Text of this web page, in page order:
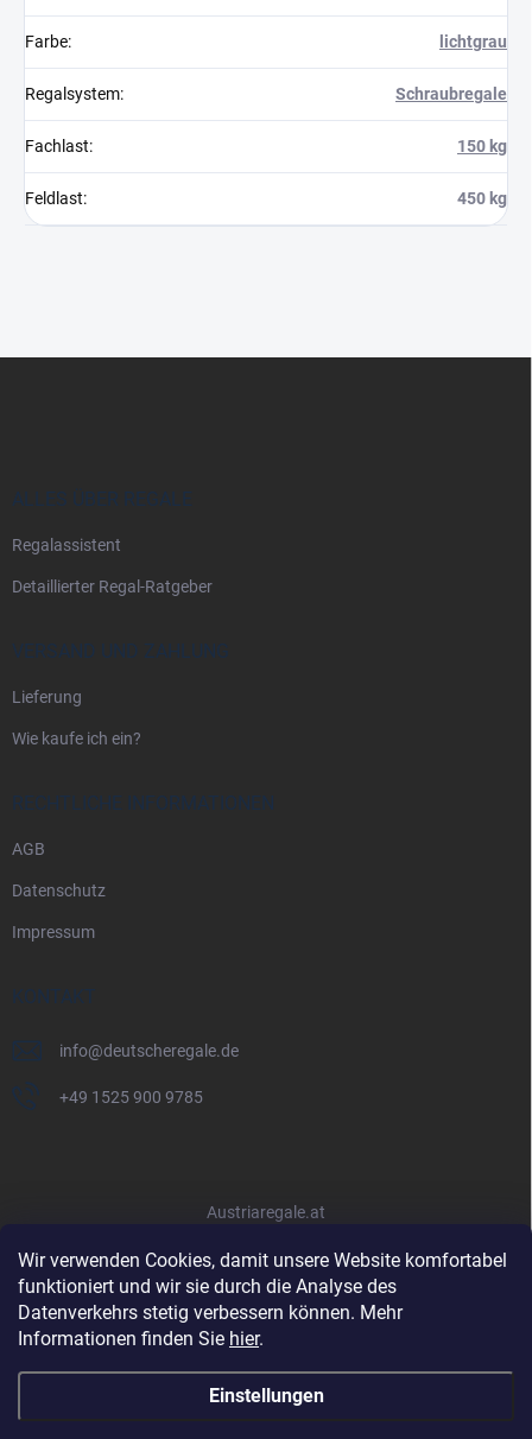
Wir verwenden Cookies, damit unsere Website komfortabel
funktioniert und wir sie durch die Analyse des
Datenverkehrs stetig verbessern können. Mehr
Informationen finden Sie hier.
Einstellungen
Farbe: lichtgrau
Regalsystem: Schraubregale
Fachlast: 150 kg
Feldlast: 450 kg
ALLES ÜBER REGALE
Regalassistent
Detaillierter Regal-Ratgeber
VERSAND UND ZAHLUNG
Lieferung
Wie kaufe ich ein?
RECHTLICHE INFORMATIONEN
AGB
Datenschutz
Impressum
KONTAKT
info@deutscheregale.de
+49 1525 900 9785
Austriaregale.at